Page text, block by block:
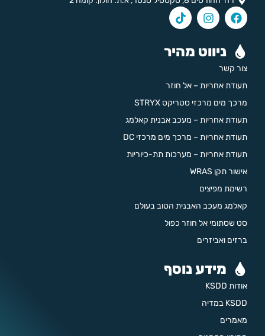
ניווט מהיר
צור קשר
תעודת אחריות – אל חוזר
מרכך מים מרכזי סטריקס STRYX
תעודת אחריות – מעכב אבנית קאלמג
תעודת אחריות – מרכך מים מרכזי DC
תעודת אחריות – מערכות תת-כיוריות
אישור תקן WRAS
רשימת מפיצים
קאלמג מעכב האבנית הטוב בעולם
סט שסתומי אל חוזר כפול
ברזים ואביזרים
מידע נוסף
אודות KSDD
KSDD במדיה
מאמרים